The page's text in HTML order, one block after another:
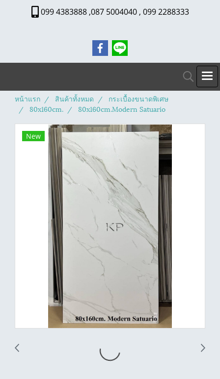
099 4383888 ,087 5004040 , 099 2288333
หน้าแรก สินค้าทั้งหมด
กระเบื้องขนาดพิเศษ
80x160cm.
80x160cm.Modern Satuario
New